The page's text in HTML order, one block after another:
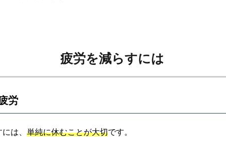
疲労を減らすには
労
は、 単純に休むことが大切です。